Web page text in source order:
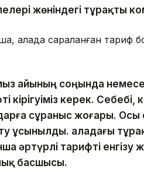
жөніндегі тұрақты
қалада сараланған тариф
айының соңында немесе
кірігуіміз керек.
сұраныс жоғары. Осы
ұсынылды. Қаладағы
әртүрлі тарифті
басшысы.